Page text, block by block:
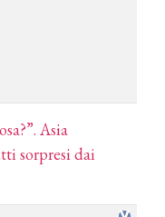
Asia
sorpresi dai